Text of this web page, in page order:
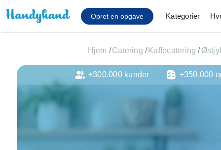
Opret en opgave Kategorier
Affaldsfjernelse
Afhentning af
Hjem /Catering / Kaffecatering /
+300.000 kunder +350.000